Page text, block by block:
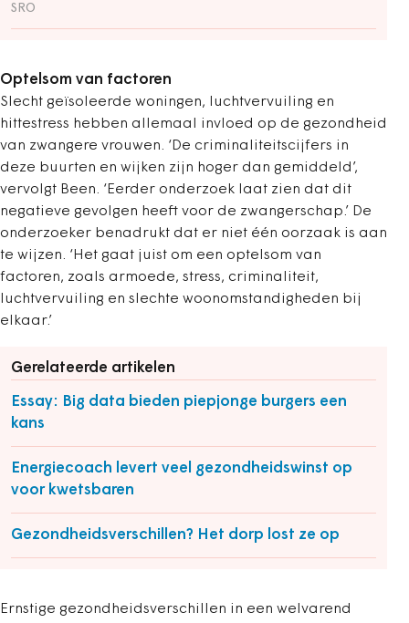
SRO
Optelsom van factoren
Slecht geïsoleerde woningen, luchtvervuiling en
hittestress hebben allemaal invloed op de gezondheid
van zwangere vrouwen. ‘De criminaliteitscijfers in
deze buurten en wijken zijn hoger dan gemiddeld’,
vervolgt Been. ‘Eerder onderzoek laat zien dat dit
negatieve gevolgen heeft voor de zwangerschap.’ De
onderzoeker benadrukt dat er niet één oorzaak is aan
te wijzen. ‘Het gaat juist om een optelsom van
factoren, zoals armoede, stress, criminaliteit,
luchtvervuiling en slechte woonomstandigheden bij
elkaar.’
Gerelateerde artikelen
Essay: Big data bieden piepjonge burgers een
kans
Energiecoach levert veel gezondheidswinst op
voor kwetsbaren
Gezondheidsverschillen? Het dorp lost ze op
Ernstige gezondheidsverschillen in een welvarend